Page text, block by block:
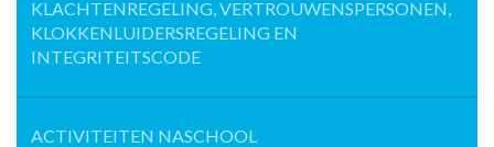
KLACHTENREGELING, VERTROUWENSPERSONEN,
KLOKKENLUIDERSREGELING EN
INTEGRITEITSCODE
ACTIVITEITEN NASCHOOL